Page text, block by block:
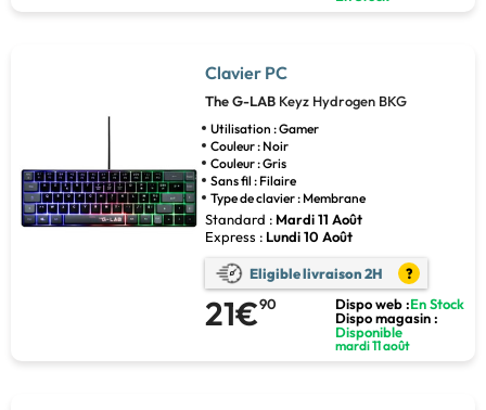
Clavier PC
The G-LAB Keyz Hydrogen BKG
Utilisation : Gamer
Couleur : Noir
Couleur : Gris
Sans fil : Filaire
Type de clavier : Membrane
Standard : Mardi 11 Août
Express : Lundi 10 Août
Eligible livraison 2H ?
21€90 Dispo web :En Stock
Dispo magasin :
Disponible
mardi 11 août